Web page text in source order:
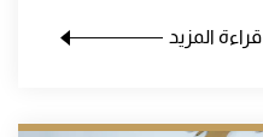
قراءة المزيد